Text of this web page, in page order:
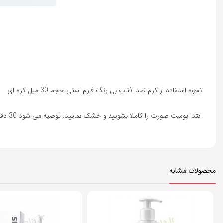
نحوه استفاده از کرم ضد افتاب بی رنگ فارم استی حجم 30 میل کره ای
ابتدا پوست صورت را کاملا بشویید و خشک نمایید. توصیه می شود 30 دقیقه پیش از خروج از منزل این ضد آفتاب را به پوست خود بزنید و پوششی یکدست ایجاد کنید. این کرم ضد آفتاب را هر 2 الی 4 ساعت یکبار تمدید نمایید.
محصولات مشابه